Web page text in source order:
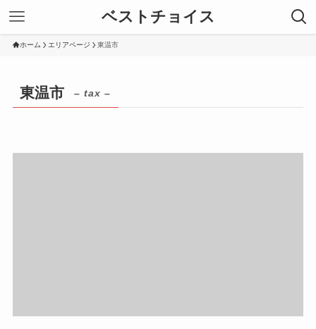
ベストチョイス
ホーム エリアページ 東温市
東温市 – tax –